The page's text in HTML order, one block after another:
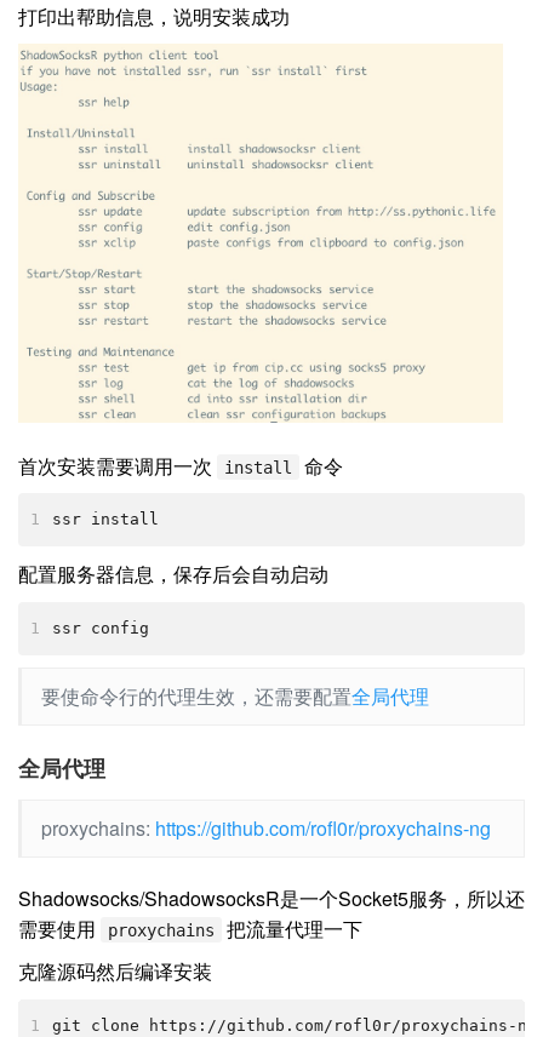
打印出帮助信息，说明安装成功
首次安装需要调用一次 install 命令
1 ssr install
配置服务器信息，保存后会自动启动
1 ssr config
要使命令行的代理生效，还需要配置全局代理
全局代理
proxychains: https://github.com/rofl0r/proxychains-ng
Shadowsocks/ShadowsocksR是一个Socket5服务，所以还
需要使用
proxychains
把流量代理一下
克隆源码然后编译安装
1 git clone https://github.com/rofl0r/proxychains-ng